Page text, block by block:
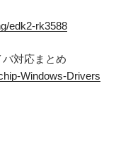
edk2-rk3588
対応まとめ
Windows-Drivers